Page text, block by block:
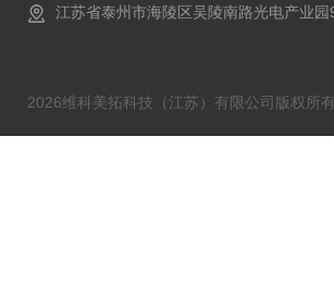
江苏省泰州市海陵区吴陵南路光电产业园
2026维科美拓科技（江苏）有限公司版权所